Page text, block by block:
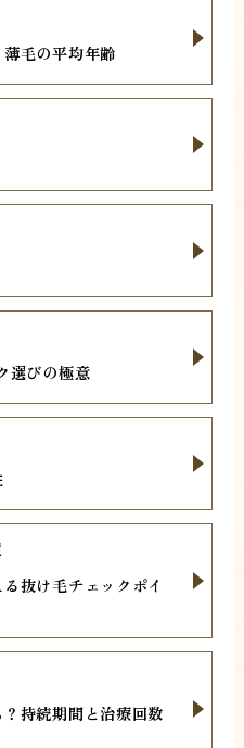
毛の平均年齢
選びの極意
抜け毛チェックポイ
持続期間と治療回数